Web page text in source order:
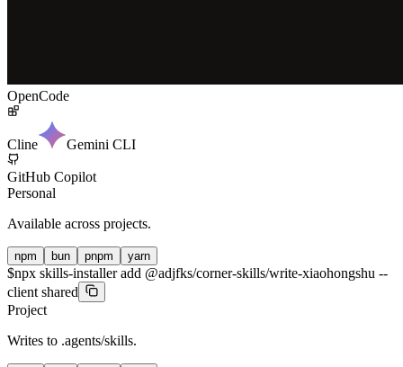
OpenCode
Cline Gemini CLI
GitHub Copilot
Personal
Available across projects.
npm bun pnpm yarn
$npx skills-installer add @adjfks/corner-skills/write-xiaohongshu --
client shared
Project
Writes to .agents/skills.